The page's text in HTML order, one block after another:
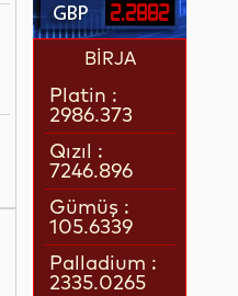
2.2882
BİRJA
Platin :
2986.373
Qızıl :
7246.896
Gümüş :
105.6339
Palladium :
2335.0265